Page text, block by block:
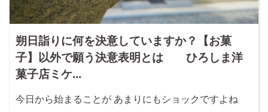
朔日詣りに何を決意していますか？【お菓
子】以外で願う決意表明とは ひろしま洋
菓子店ミケ...
今日から始まることが あまりにもショックですよね